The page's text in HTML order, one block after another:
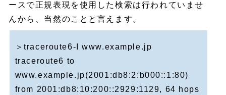
ースで正規表現を使用した検索は行われていませ
んから、当然のことと言えます。
＞traceroute6-I www.example.jp
traceroute6 to
www.example.jp(2001:db8:2:b000::1:80)
from 2001:db8:10:200::2929:1129, 64 hops